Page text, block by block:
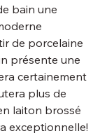
bain une
de porcelaine
présente une
certainement
plus de
laiton brossé
exceptionnelle!